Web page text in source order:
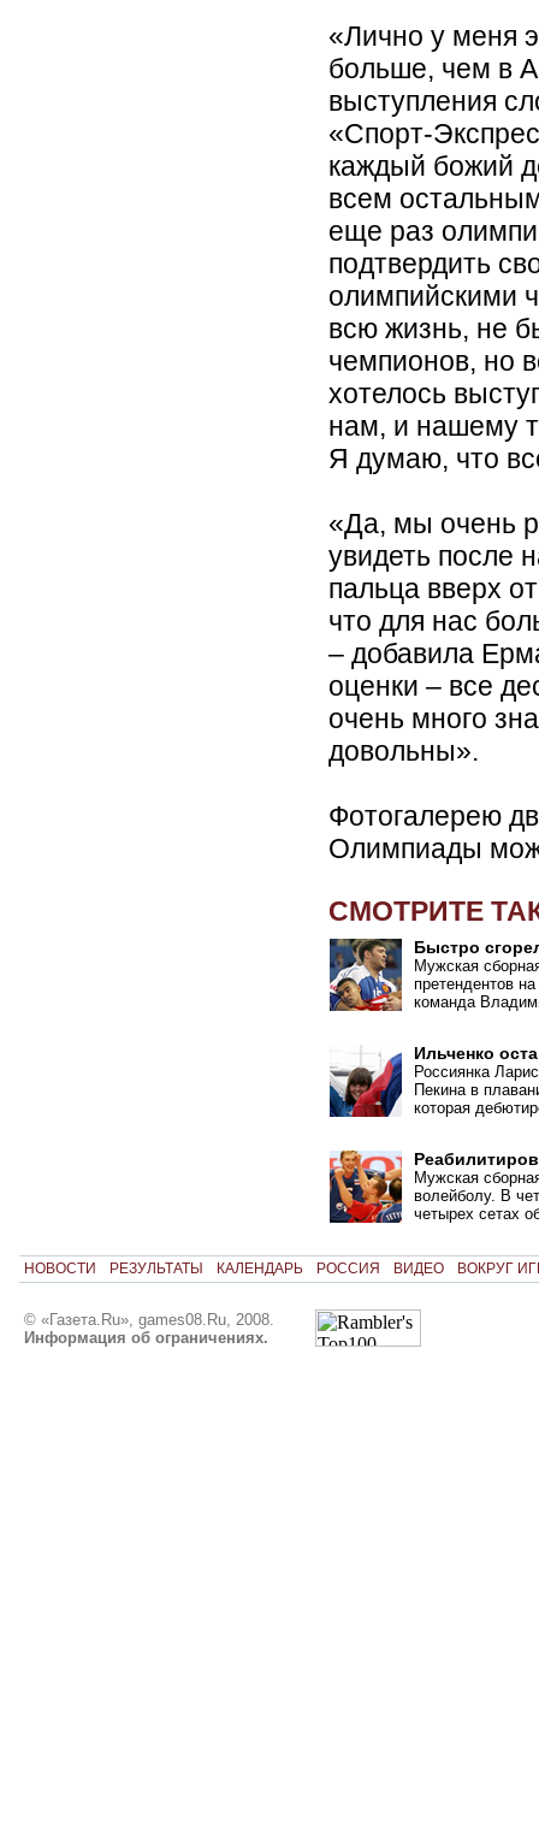
«Лично у меня
больше, чем в
выступления
«Спорт-
каждый божий
всем
еще раз
подтвердить
олимпийскими
всю жизнь, не
чемпионов, но
хотелось
нам, и нашему
Я думаю, что
«Да, мы очень
увидеть после
пальца вверх
что для нас
– добавила
оценки – все
очень много
довольны».
Фотогалерею
Олимпиады
СМОТРИТЕ
Быстро
Мужская
претендентов
команда
Ильченко
Россиянка
Пекина в
которая
Мужская
волейболу. В
четырех сетах
НОВОСТИ РЕЗУЛЬТАТЫ КАЛЕНДАРЬ РОССИЯ ВИДЕО ВОКРУГ
© «Газета.Ru», games08.Ru, 2008.
Информация об ограничениях.